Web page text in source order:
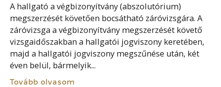
A hallgató a végbizonyítvány (abszolutórium)
megszerzését követően bocsátható záróvizsgára. A
záróvizsga a végbizonyítvány megszerzését követő
vizsgaidőszakban a hallgatói jogviszony keretében,
majd a hallgatói jogviszony megszűnése után, két
éven belül, bármelyik...
Tovább olvasom